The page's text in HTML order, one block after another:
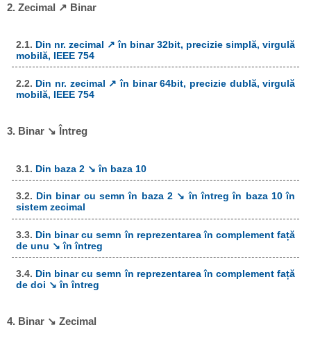
2. Zecimal ↗ Binar
2.1. Din nr. zecimal ↗ în binar 32bit, precizie simplă, virgulă
mobilă, IEEE 754
2.2. Din nr. zecimal ↗ în binar 64bit, precizie dublă, virgulă
mobilă, IEEE 754
3. Binar ↘ Întreg
3.1. Din baza 2 ↘ în baza 10
3.2. Din binar cu semn în baza 2 ↘ în întreg în baza 10 în
sistem zecimal
3.3. Din binar cu semn în reprezentarea în complement față
de unu ↘ în întreg
3.4. Din binar cu semn în reprezentarea în complement față
de doi ↘ în întreg
4. Binar ↘ Zecimal